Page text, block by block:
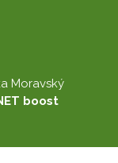
Moravský
boost